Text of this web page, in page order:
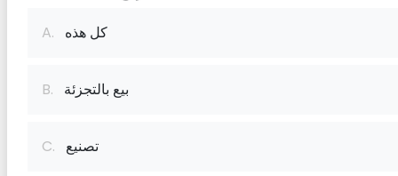
A. كل هذه
B. بيع بالتجزئة
C. تصنيع